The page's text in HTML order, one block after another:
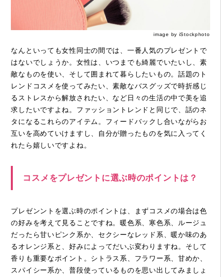
image by iStockphoto
なんといっても女性同士の間では、一番人気のプレゼントで
はないでしょうか。女性は、いつまでも綺麗でいたいし、素
敵なものを使い、そして囲まれて暮らしたいもの。話題のト
レンドコスメを使ってみたい、素敵なバスグッズで時折感じ
るストレスから解放されたい、など日々の生活の中で美を追
求したいですよね。ファッショントレンドと同じで、話のネ
タになるこれらのアイテム。フィードバックし合いながらお
互いを高めていけますし、自分が贈ったものを気に入ってく
れたら嬉しいですよね。
コスメをプレゼントに選ぶ時のポイントは？
プレゼンントを選ぶ時のポイントは、まずコスメの場合は色
の好みを考えて見ることですね。暖色系、寒色系、ルージュ
だったら甘いピンク系か、セクシーなレッド系、暖か味のあ
るオレンジ系と、好みによってだいぶ変わりますね。そして
香りも重要なポイント。シトラス系、フラワー系、甘めか、
スパイシー系か、普段使っているものを思い出してみましょ